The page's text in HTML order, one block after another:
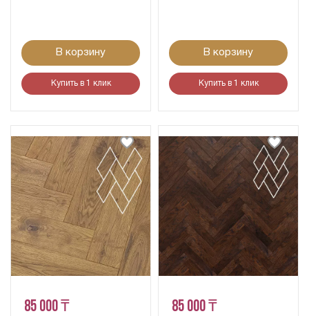
В корзину
Купить в 1 клик
В корзину
Купить в 1 клик
85 000 ₸ 85 000 ₸